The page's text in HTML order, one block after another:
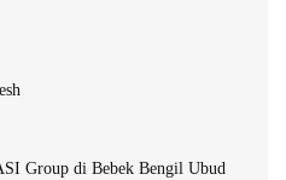
Group di Bebek Bengil Ubud